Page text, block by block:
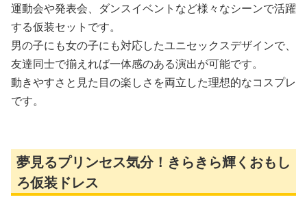
運動会や発表会、ダンスイベントなど様々なシーンで活躍
する仮装セットです。
男の子にも女の子にも対応したユニセックスデザインで、
友達同士で揃えれば一体感のある演出が可能です。
動きやすさと見た目の楽しさを両立した理想的なコスプレ
です。
夢見るプリンセス気分！きらきら輝くおもし
ろ仮装ドレス